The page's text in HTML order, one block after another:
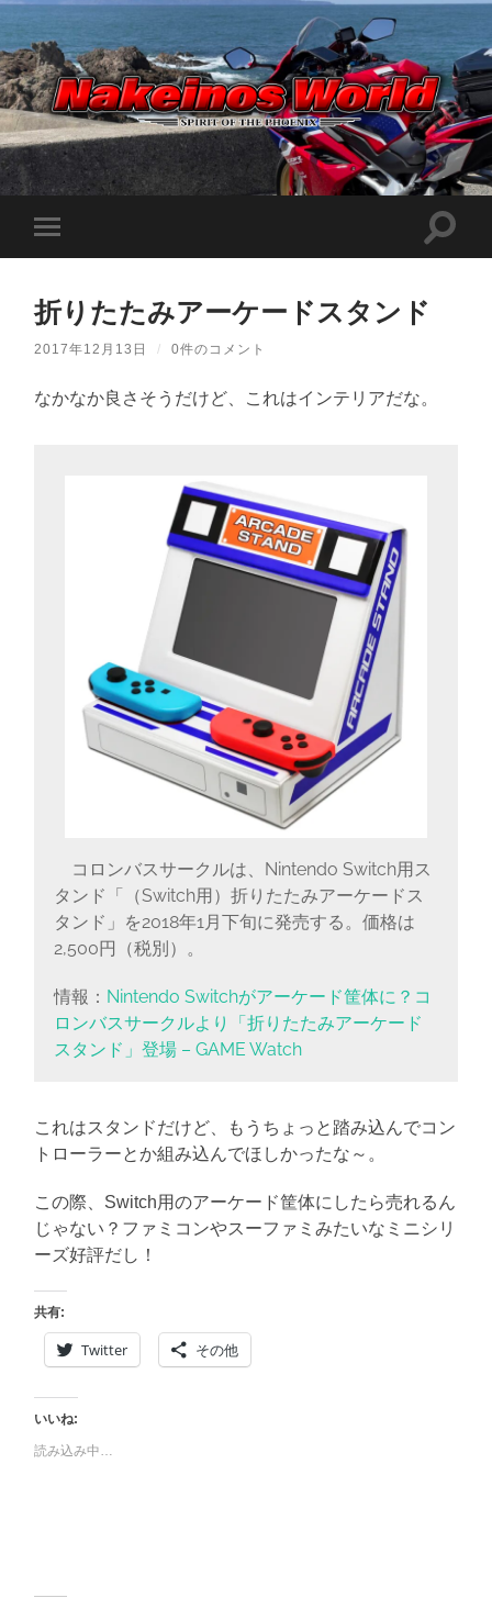
Nakeinos
world
ノ
ー
ル
|
や
ら
に
書
く
ブ
ロ
グ
バ
ル
メ
ニ
ュ
切
検
折りたたみアーケードスタンド
2017年12月13日 / 0件のコメント
なかなか良さそうだけど、これはインテリアだな。
コロンバスサークルは、Nintendo Switch用ス
タンド「（Switch用）折りたたみアーケードス
タンド」を2018年1月下旬に発売する。価格は
2,500円（税別）。
情報： Nintendo Switchがアーケード筐体に？コ
ロンバスサークルより「折りたたみアーケード
スタンド」登場 – GAME Watch
これはスタンドだけど、もうちょっと踏み込んでコン
トローラーとか組み込んでほしかったな～。
この際、Switch用のアーケード筐体にしたら売れるん
じゃない？ファミコンやスーファミみたいなミニシリ
ーズ好評だし！
共有:
Twitter その他
いいね:
読み込み中…